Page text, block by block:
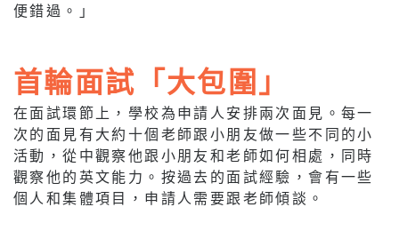
便錯過。」
首輪面試「大包圍」
在面試環節上，學校為申請人安排兩次面見。每一
次的面見有大約十個老師跟小朋友做一些不同的小
活動，從中觀察他跟小朋友和老師如何相處，同時
觀察他的英文能力。按過去的面試經驗，會有一些
個人和集體項目，申請人需要跟老師傾談。